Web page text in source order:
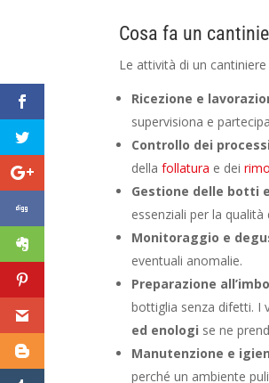
Cosa fa un
Le attività di un
Ricezione e
supervisiona e
Controllo dei
dellafollatura e dei
Gestione delle botti
essenziali per la qualità
Monitoraggio e
eventuali anomalie.
Preparazione
bottiglia senza difetti. I
ed enologi se ne
Manutenzione e
perché un ambiente